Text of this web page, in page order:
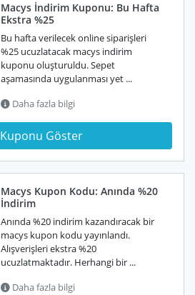
Macys İndirim Kuponu: Bu Hafta
Ekstra %25
Bu hafta verilecek online siparişleri
%25 ucuzlatacak macys indirim
kuponu oluşturuldu. Sepet
aşamasında uygulanması yet ...
Daha fazla bilgi
Kuponu Göster
Macys Kupon Kodu: Anında %20
İndirim
Anında %20 indirim kazandıracak bir
macys kupon kodu yayınlandı.
Alışverişleri ekstra %20
ucuzlatmaktadır. Herhangi bir ...
Daha fazla bilgi